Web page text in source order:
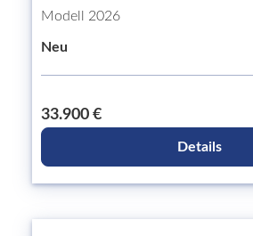
Modell 2026
Neu
33.900 €
Details